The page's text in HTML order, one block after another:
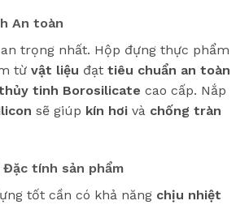
An toàn
trọng nhất. Hộp đựng thực phẩm
từ vật liệu đạt tiêu chuẩn an toàn
tinh Borosilicate cao cấp. Nắp
sẽ giúp kín hơi và chống tràn
Đặc tính sản phẩm
tốt cần có khả năng chịu nhiệt